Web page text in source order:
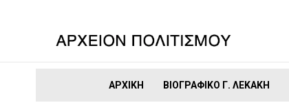
ΑΡΧΙΚΉ ΒΙΟΓΡΑΦΙΚΌ Γ. ΛΕΚΆΚΗ